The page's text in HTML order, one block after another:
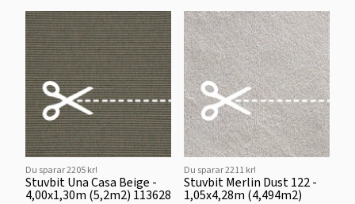
Du sparar 2205 kr!
Stuvbit Una Casa Beige -
4,00x1,30m (5,2m2) 113628
Du sparar 2211 kr!
Stuvbit Merlin Dust 122 -
1,05x4,28m (4,494m2)